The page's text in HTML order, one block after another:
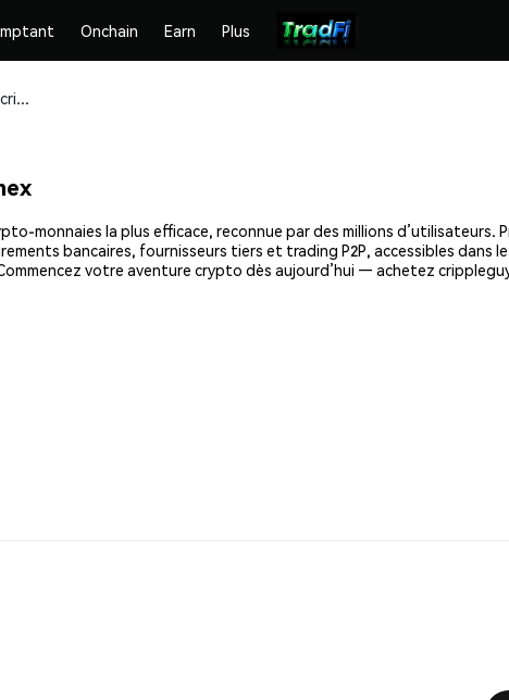
Onchain Earn Plus
Achetez et stockez crippleguy (CRIP) en toute sécurité
monnaies la plus efficace, reconnue par des millions
bancaires, fournisseurs tiers et trading P2P, accessibles dans
votre aventure crypto dès aujourd’hui — achetez